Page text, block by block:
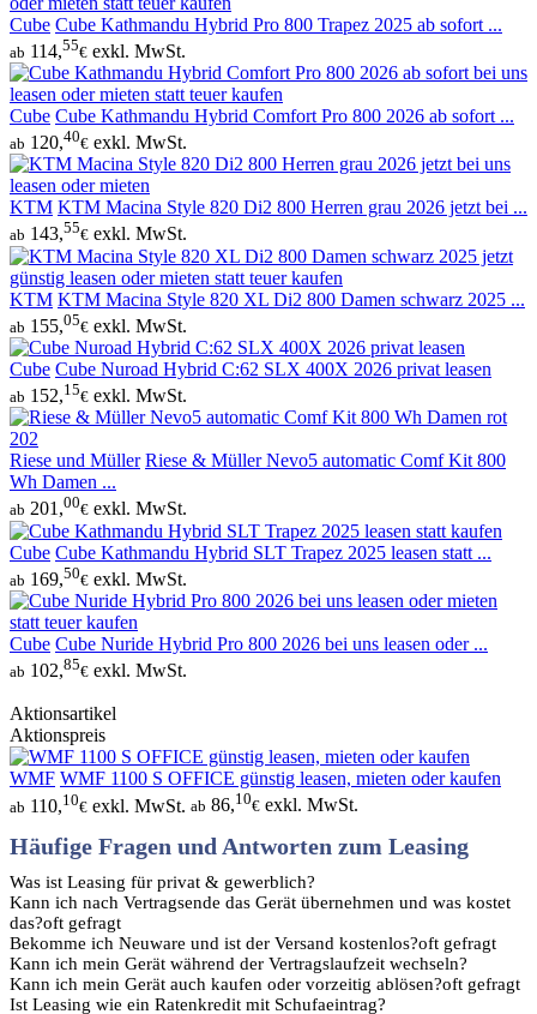
Cube Cube Kathmandu Hybrid Pro 800 Trapez 2025 ab sofort ...
ab 114,55€ exkl. MwSt.
Cube Cube Kathmandu Hybrid Comfort Pro 800 2026 ab sofort ...
ab 120,40€ exkl. MwSt.
KTM KTM Macina Style 820 Di2 800 Herren grau 2026 jetzt bei ...
ab 143,55€ exkl. MwSt.
KTM KTM Macina Style 820 XL Di2 800 Damen schwarz 2025 ...
ab 155,05€ exkl. MwSt.
Cube Cube Nuroad Hybrid C:62 SLX 400X 2026 privat leasen
ab 152,15€ exkl. MwSt.
Riese und Müller Riese & Müller Nevo5 automatic Comf Kit 800
Wh Damen ...
ab 201,00€ exkl. MwSt.
Cube Cube Kathmandu Hybrid SLT Trapez 2025 leasen statt ...
ab 169,50€ exkl. MwSt.
Cube Cube Nuride Hybrid Pro 800 2026 bei uns leasen oder ...
ab 102,85€ exkl. MwSt.
Aktionsartikel
Aktionspreis
WMF WMF 1100 S OFFICE günstig leasen, mieten oder kaufen
ab 110,10€ exkl. MwSt. ab 86,10€ exkl. MwSt.
Häufige Fragen und Antworten zum Leasing
Was ist Leasing für privat & gewerblich?
Kann ich nach Vertragsende das Gerät übernehmen und was kostet
das?oft gefragt
Bekomme ich Neuware und ist der Versand kostenlos?oft gefragt
Kann ich mein Gerät während der Vertragslaufzeit wechseln?
Kann ich mein Gerät auch kaufen oder vorzeitig ablösen?oft gefragt
Ist Leasing wie ein Ratenkredit mit Schufaeintrag?